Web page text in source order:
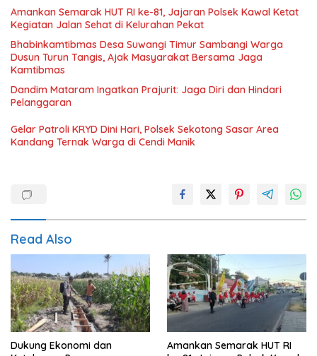
Amankan Semarak HUT RI ke-81, Jajaran Polsek Kawal Ketat
Kegiatan Jalan Sehat di Kelurahan Pekat
Bhabinkamtibmas Desa Suwangi Timur Sambangi Warga
Dusun Turun Tangis, Ajak Masyarakat Bersama Jaga
Kamtibmas
Dandim Mataram Ingatkan Prajurit: Jaga Diri dan Hindari
Pelanggaran
Gelar Patroli KRYD Dini Hari, Polsek Sekotong Sasar Area
Kandang Ternak Warga di Cendi Manik
Read Also
Dukung Ekonomi dan
Amankan Semarak HUT RI